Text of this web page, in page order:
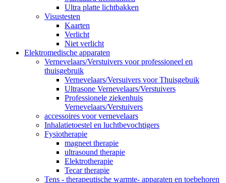
Ultra platte lichtbakken
Visustesten
Kaarten
Verlicht
Niet verlicht
Elektromedische apparaten
Vernevelaars/Verstuivers voor professioneel en
thuisgebruik
Vernevelaars/Versuivers voor Thuisgebuik
Ultrasone Vernevelaars/Verstuivers
Professionele ziekenhuis
Vernevelaars/Verstuivers
accessoires voor vernevelaars
Inhalatietoestel en luchtbevochtigers
Fysiotherapie
magneet therapie
ultrasound therapie
Elektrotherapie
Tecar therapie
Tens - therapeutische warmte- apparaten en toebehoren